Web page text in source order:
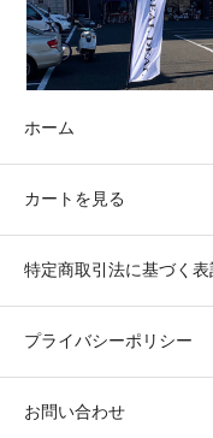
ホーム
カートを見る
特定商取引法に基づく表
プライバシーポリシー
お問い合わせ